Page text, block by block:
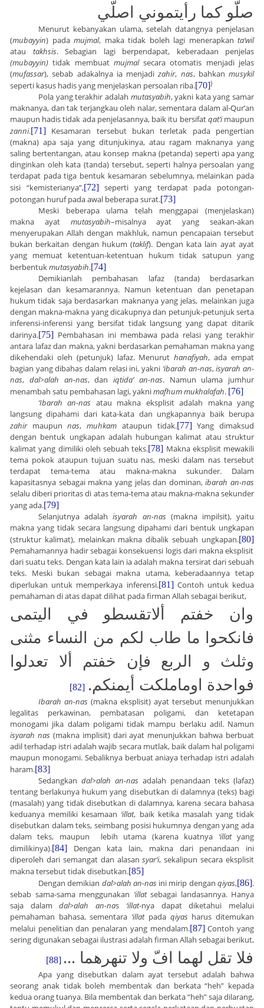
صلّو كما رأيتموني اصلّي
Menurut kebanyakan ulama, setelah datangnya penjelasan
(mubayyin) pada mujmal, maka tidak boleh lagi menerapkan ta’wil
atau takhsis. Sebagian lagi berpendapat, keberadaan penjelas
(mubayyin) tidak membuat mujmalsecara otomatis menjadi jelas
(mufassar), sebab adakalnya ia menjadizahir, nas, bahkan musykil
seperti kasus hadis yang menjelaskan persoalan riba.[70])
Pola yang terakhir adalah mutasyabih, yakni kata yang samar
maknanya, dan tak terjangkau oleh nalar, sementara dalam al-Qur’an
maupun hadis tidak ada penjelasannya, baik itu bersifatqat’imaupun
zanni.[71] Kesamaran tersebut bukan terletak pada pengertian
(makna) apa saja yang ditunjukinya, atau ragam maknanya yang
saling bertentangan, atau konsep makna (petanda) seperti apa yang
dinginkan oleh kata (tanda) tersebut, seperti halnya persoalan yang
terdapat pada tiga bentuk kesamaran sebelumnya, melainkan pada
sisi “kemisterianya”,[72]seperti yang terdapat pada potongan-
potongan huruf pada awal beberapa surat.[73]
Meski beberapa ulama telah menggapai (menjelaskan)
makna ayat mutasyabih–misalnya ayat yang seakan-akan
menyerupakan Allah dengan makhluk, namun pencapaian tersebut
bukan berkaitan dengan hukum (taklif). Dengan kata lain ayat ayat
yang memuat ketentuan-ketentuan hukum tidak satupun yang
berbentukmutasyabih.[74]
Demikianlah pembahasan lafaz (tanda) berdasarkan
kejelasan dan kesamarannya. Namun ketentuan dan penetapan
hukum tidak saja berdasarkan maknanya yang jelas, melainkan juga
dengan makna-makna yang dicakupnya dan petunjuk-petunjuk serta
inferensi-inferensi yang bersifat tidak langsung yang dapat ditarik
darinya.[75] Pembahasan ini membawa pada relasi yang terakhir
antara lafaz dan makna, yakni berdasarkan pemahaman makna yang
dikehendaki oleh (petunjuk) lafaz. Menuruthanafiyah, ada empat
bagian yang dibahas dalam relasi ini, yakni ‘ibarah an-nas,isyarah an-
nas, dal>alah an-nas, dan iqtida’ an-nas. Namun ulama jumhur
menambah satu pembahasan lagi, yaknimafhum mukhalafah. [76]
‘Ibarah an-nas atau makna eksplisit adalah makna yang
langsung dipahami dari kata-kata dan ungkapannya baik berupa
zahirmaupunnas,muhkam ataupun tidak.[77]Yang dimaksud
dengan bentuk ungkapan adalah hubungan kalimat atau struktur
kalimat yang dimiliki oleh sebuah teks.[78] Makna eksplisit mewakili
tema pokok ataupun tujuan suatu nas, meski dalam nas tersebut
terdapat tema-tema atau makna-makna sukunder. Dalam
kapasitasnya sebagai makna yang jelas dan dominan,ibarah an-nas
selalu diberi prioritas di atas tema-tema atau makna-makna sekunder
yang ada.[79]
Selanjutnya adalahisyarah an-nas(makna impilsit), yaitu
makna yang tidak secara langsung dipahami dari bentuk ungkapan
(struktur kalimat), melainkan makna dibalik sebuah ungkapan.[80]
Pemahamannya hadir sebagai konsekuensi logis dari makna eksplisit
dari suatu teks. Dengan kata lain ia adalah makna tersirat dari sebuah
teks. Meski bukan sebagai makna utama, keberadaannya tetap
diperlukan untuk memperkaya inferensi.[81]Contoh untuk kedua
pemahaman di atas dapat dilihat pada firman Allah sebagai berikut,
وان خفتم ألاتقسطو في اليتمى
فانكحوا ما طاب لكم من النساء مثنى
وثلث و الربع فإن خفتم ألا تعدلوا
فواحدة اوماملكت أيمنكم.
[82]
Ibarah an-nas (makna eksplisit) ayat tersebut menunjukkan
legalitas perkawinan, pembatasan poligami, dan ketetapan
monogami jika dalam poligami tidak mampu berlaku adil. Namun
isyarah nas(makna implisit) dari ayat menunjukkan bahwa berbuat
adil terhadap istri adalah wajib secara mutlak, baik dalam hal poligami
maupun monogami. Sebaliknya berbuat aniaya terhadap istri adalah
haram.[83]
Sedangkan dal>alah an-nas adalah penandaan teks (lafaz)
tentang berlakunya hukum yang disebutkan di dalamnya (teks) bagi
(masalah) yang tidak disebutkan di dalamnya, karena secara bahasa
keduanya memiliki kesamaan ‘illat, baik ketika masalah yang tidak
disebutkan dalam teks, seimbang posisi hukumnya dengan yang ada
dalam teks, maupun lebih utama (karena kuatnya ‘illatyang
dimilikinya).[84] Dengan kata lain, makna dari penandaan ini
diperoleh dari semangat dan alasansyar’i, sekalipun secara eksplisit
makna tersebut tidak disebutkan.[85]
Dengan demikian dal>alah an-nasini mirip denganqiyas,[86].
sebab sama-sama menggunakan ‘illatsebagai landasannya. Hanya
saja dalamdal>alah an-nas ‘illat-nya dapat diketahui melalui
pemahaman bahasa, sementara ‘illatpada qiyas harus ditemukan
melalui penelitian dan penalaran yang mendalam.[87]Contoh yang
sering digunakan sebagai ilustrasi adalah firman Allah sebagai berikut,
فلا تقل لهما افّ ولا تنهرهما ...
[88]
Apa yang disebutkan dalam ayat tersebut adalah bahwa
seorang anak tidak boleh membentak dan berkata “heh” kepada
kedua orang tuanya. Bila membentak dan berkata “heh” saja dilarang,